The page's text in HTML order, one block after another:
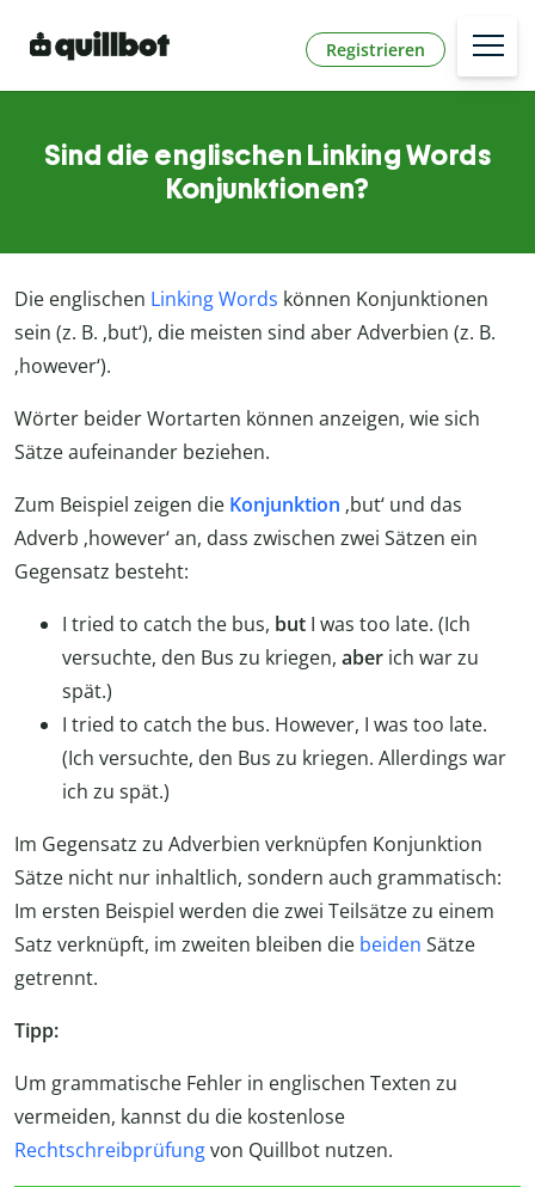
Registrieren
Sind die englischen Linking Words
Konjunktionen?
Die englischen Linking Words können Konjunktionen
sein (z. B. ‚but‘), die meisten sind aber Adverbien (z. B.
‚however‘).
Wörter beider Wortarten können anzeigen, wie sich
Sätze aufeinander beziehen.
Zum Beispiel zeigen die Konjunktion ‚but‘ und das
Adverb ‚however‘ an, dass zwischen zwei Sätzen ein
Gegensatz besteht:
I tried to catch the bus, but I was too late. (Ich
versuchte, den Bus zu kriegen, aber ich war zu
spät.)
I tried to catch the bus. However, I was too late.
(Ich versuchte, den Bus zu kriegen. Allerdings war
ich zu spät.)
Im Gegensatz zu Adverbien verknüpfen Konjunktion
Sätze nicht nur inhaltlich, sondern auch grammatisch:
Im ersten Beispiel werden die zwei Teilsätze zu einem
Satz verknüpft, im zweiten bleiben die beiden Sätze
getrennt.
Tipp:
Um grammatische Fehler in englischen Texten zu
vermeiden, kannst du die kostenlose
Rechtschreibprüfungvon Quillbot nutzen.